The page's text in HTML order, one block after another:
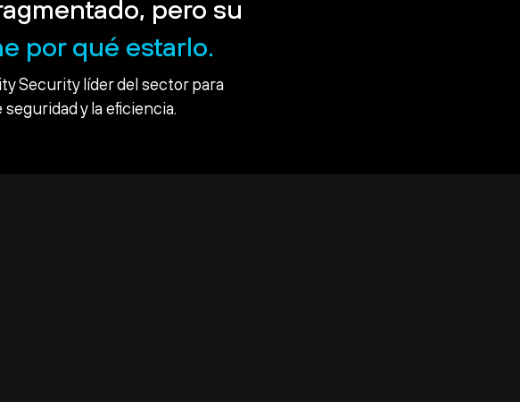
pero su
por qué estarlo.
Security líder del sector para
y la eficiencia.